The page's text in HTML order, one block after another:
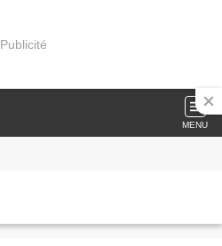
Publicité
MENU